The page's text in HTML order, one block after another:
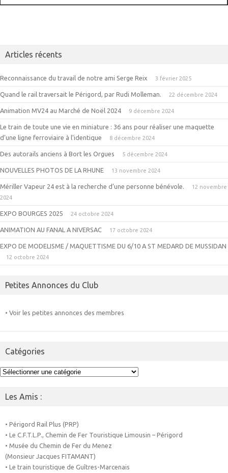
Articles récents
Reconnaissance du travail de notre ami Serge Reix 3 février 2025
Quand le rail traversait le Périgord, par Rudi Molleman. 22 décembre 2024
Animation MV24 au Marché de Noël 2024 9 décembre 2024
Le train de toute une vie en miniature : 36 ans pour réaliser une maquette
d’une ligne ferroviaire à l’identique
8 décembre 2024
Des autorails anciens à Bort les Orgues 5 décembre 2024
NOUVELLES PHOTOS DE LA RHUNE 13 novembre 2024
Mériller Vapeur 24 est à la recherche d’une personne bénévole.
12 novembre
2024
EXPO BOURGES 2025 24 octobre 2024
ANIMATION AU FANAL A NIVERSAC 17 octobre 2024
EXPO DE MODELISME / MAQUETTISME DU 6/10 A ST MEDARD DE MUSSIDAN
12 octobre 2024
Petites Annonces du Club
• Voir les petites annonces des membres
Catégories
Catégories
Les Amis :
• Périgord Rail Plus (PRP)
• Le C.F.T.L.P., Chemin de Fer Touristique Limousin – Périgord
• Musée du Chemin de Fer du Menez
(Monsieur Jacques FITAMANT)
• Le train touristique de Guîtres-Marcenais